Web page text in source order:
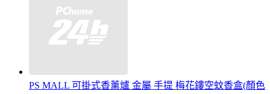
PS MALL 可掛式香薰爐 金屬 手提 梅花鏤空蚊香盒(顏色